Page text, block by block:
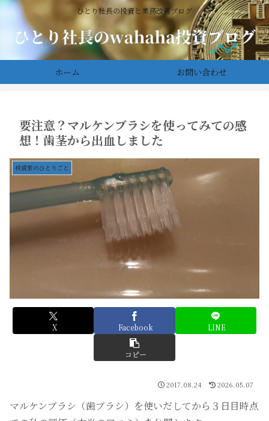
ひとり社長の投資と業務改善ブログ
ホーム お問い合わせ
要注意？マルケンブラシを使ってみての感
想！歯茎から出血しました
投資家のひとりごと
X Facebook LINE
コピー
2017.08.24 2026.05.07
マルケンブラシ（歯ブラシ）を使いだしてから３日目時点